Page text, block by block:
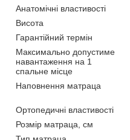
Анатомічні властивості
Висота
Гарантійний термін
Максимально допустиме
навантаження на 1
спальне місце
Наповнення матраца
Ортопедичні властивості
Розмір матраца, см